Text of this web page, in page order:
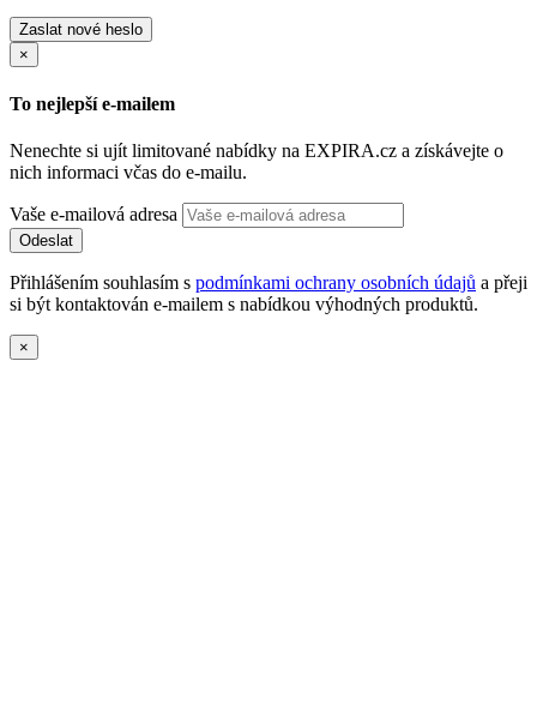
Zaslat nové heslo
×
To nejlepší e-mailem
Nenechte si ujít limitované nabídky na EXPIRA.cz a získávejte o
nich informaci včas do e-mailu.
Vaše e-mailová adresa
Přihlášením souhlasím s podmínkami ochrany osobních údajů a přeji
si být kontaktován e-mailem s nabídkou výhodných produktů.
×